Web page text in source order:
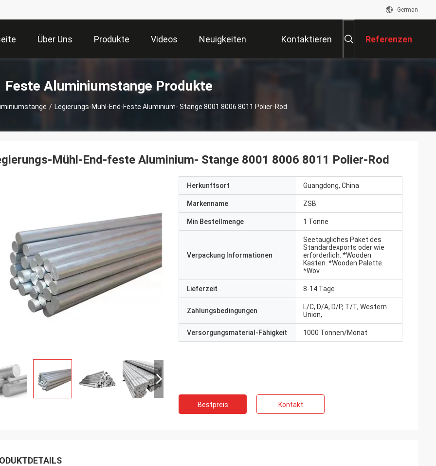
German
Über Uns Produkte Videos Neuigkeiten Kontaktieren Referenzen
Feste Aluminiumstange Produkte
/ Legierungs-Mühl-End-Feste Aluminium- Stange 8001 8006 8011 Polier-Rod
Mühl-End-feste Aluminium- Stange 8001 8006 8011 Polier-Rod
Herkunftsort Guangdong, China
Markenname ZSB
Min Bestellmenge 1 Tonne
Verpackung Informationen
Seetaugliches Paket des
Standardexports oder wie
erforderlich. *Wooden
Kasten. *Wooden Palette.
*Wov
Lieferzeit 8-14 Tage
Zahlungsbedingungen
L/C, D/A, D/P, T/T, Western
Union,
Versorgungsmaterial-Fähigkeit 1000 Tonnen/Monat
Bestpreis Kontakt